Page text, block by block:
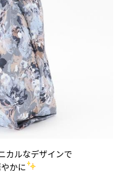
カルなデザインで
かに